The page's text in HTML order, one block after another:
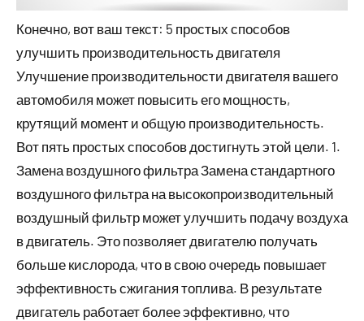
Конечно, вот ваш текст: 5 простых способов
улучшить производительность двигателя
Улучшение производительности двигателя вашего
автомобиля может повысить его мощность,
крутящий момент и общую производительность.
Вот пять простых способов достигнуть этой цели. 1.
Замена воздушного фильтра Замена стандартного
воздушного фильтра на высокопроизводительный
воздушный фильтр может улучшить подачу воздуха
в двигатель. Это позволяет двигателю получать
больше кислорода, что в свою очередь повышает
эффективность сжигания топлива. В результате
двигатель работает более эффективно, что